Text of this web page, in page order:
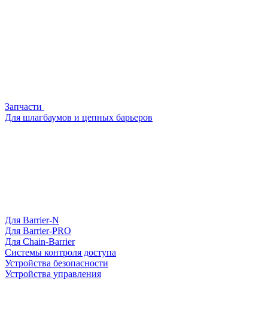
Запчасти
Для шлагбаумов и цепных барьеров
Для Barrier-N
Для Barrier-PRO
Для Chain-Barrier
Системы контроля доступа
Устройства безопасности
Устройства управления